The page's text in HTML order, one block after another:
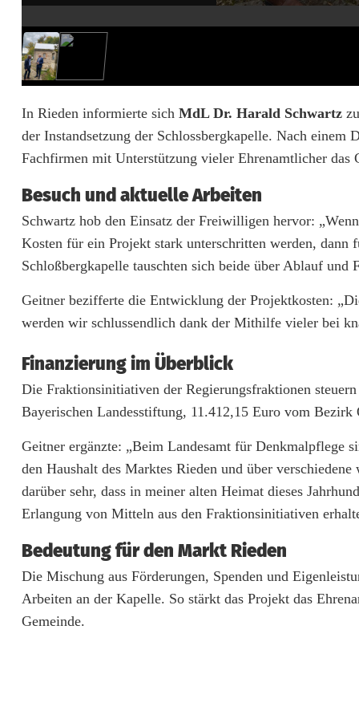
r
u
n
g
k
o
s
t
e
n
d
e
r
S
c
h
l
o
s
In Rieden informierte sich MdL Dr. Harald Schwartz
der Instandsetzung der Schlossbergkapelle. Nach
Fachfirmen mit Unterstützung vieler Ehrenamtlicher das
Besuch und aktuelle Arbeiten
Schwartz hob den Einsatz der Freiwilligen hervor:
Kosten für ein Projekt stark unterschritten werden, dann
Schloßbergkapelle tauschten sich beide über Ablauf und
Geitner bezifferte die Entwicklung der Projektkosten:
werden wir schlussendlich dank der Mithilfe vieler bei
Finanzierung im Überblick
Die Fraktionsinitiativen der Regierungsfraktionen
Bayerischen Landesstiftung, 11.412,15 Euro vom
Geitner ergänzte: „Beim Landesamt für Denkmalpflege
den Haushalt des Marktes Rieden und über
darüber sehr, dass in meiner alten Heimat dieses
Erlangung von Mitteln aus den Fraktionsinitiativen
Bedeutung für den Markt Rieden
Die Mischung aus Förderungen, Spenden und
Arbeiten an der Kapelle. So stärkt das Projekt das
Gemeinde.